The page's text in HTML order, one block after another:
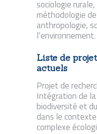
sociologie
méthodologie
anthropologie,
l’environnement.
Liste de
actuels
Projet de
Intégration de
biodiversité et
dans le
complexe